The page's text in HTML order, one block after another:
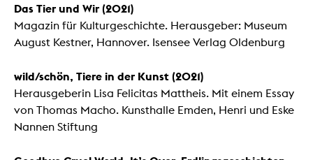
Das Tier und Wir (2021)
Magazin für Kulturgeschichte. Herausgeber: Museum
August Kestner, Hannover. Isensee Verlag Oldenburg
wild/schön, Tiere in der Kunst (2021)
Herausgeberin Lisa Felicitas Mattheis. Mit einem Essay
von Thomas Macho. Kunsthalle Emden, Henri und Eske
Nannen Stiftung